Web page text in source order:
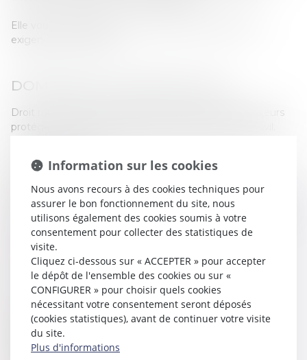
Elle vous épaulera tout au long des procédures avec
exigence et conviction.
DOMAINES D’INTERVENTION :
Droit routier, droit des personnes, de la famille et majeurs
protégés, droit pénal, droit des contrats, et du droit civil.
Droit Pénal :
Assistance garde à vue/ tribunal correctionnel/ Cour
d’Assises / Comparution sur reconnaissance préalable de
culpabilité
Indemnisation du préjudice corporel
Assistance victime / Mineurs
Droit de la famille :
Divorces (consentement mutuel ou contentieux)
Assistance éducative
Mariage
Information sur les cookies
Nous avons recours à des cookies techniques pour
assurer le bon fonctionnement du site, nous
utilisons également des cookies soumis à votre
consentement pour collecter des statistiques de
visite.
Cliquez ci-dessous sur « ACCEPTER » pour accepter
le dépôt de l'ensemble des cookies ou sur «
CONFIGURER » pour choisir quels cookies
nécessitant votre consentement seront déposés
(cookies statistiques), avant de continuer votre visite
du site.
Plus d'informations